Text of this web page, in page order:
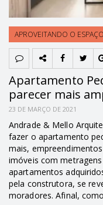
APROVEITANDO O ESPAÇO
Apartamento
parecer mais
23 DE MARÇO DE 2021
Andrade & Mello
fazer o apartamento
mais,
imóveis com
apartamentos
pela construtora, se
moradores. Afinal,